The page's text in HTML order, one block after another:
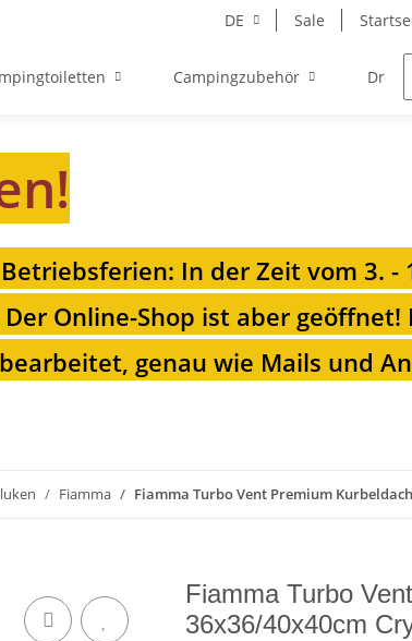
DE Sale
Campingzubehör
In der Zeit vom 3.
Online-Shop ist aber geöffnet!
genau wie Mails und
Fiamma Fiamma Turbo Vent Premium
Fiamma Turbo
36x36/40x40cm